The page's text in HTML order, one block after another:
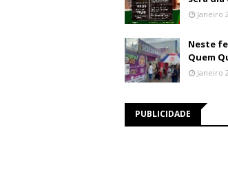
Janeiro
Neste
Quem
Janeiro
PUBLICIDADE